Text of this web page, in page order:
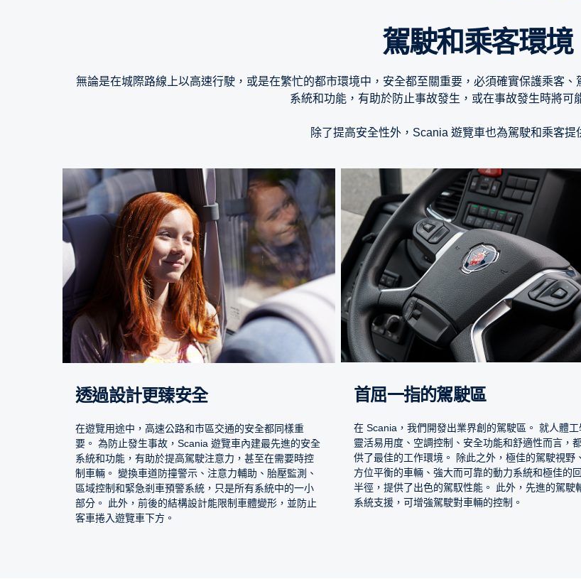
駕駛和乘客環境
無論是在城際路線上以高速行駛，或是在繁忙的都市環境中，安全都至關重要，必須確實保護乘客
系統和功能，有助於防止事故發生，或在事故發生時將可
除了提高安全性外，Scania 遊覽車也為駕駛和乘客提
透過設計更臻安全
在遊覽用途中，高速公路和市區交通的安全都同樣重
要。 為防止發生事故，Scania 遊覽車內建最先進的安全
系統和功能，有助於提高駕駛注意力，甚至在需要時控
制車輛。 變換車道防撞警示、注意力輔助、胎壓監測、
區域控制和緊急剎車預警系統，只是所有系統中的一小
部分。 此外，前後的結構設計能限制車體變形，並防止
客車捲入遊覽車下方。
首屈一指的駕駛區
在 Scania，我們開發出業界創的駕駛區。 就人體工
靈活易用度、空調控制、安全功能和舒適性而言，
供了最佳的工作環境。 除此之外，極佳的駕駛視野
方位平衡的車輛、強大而可靠的動力系統和極佳的
半徑，提供了出色的駕馭性能。 此外，先進的駕駛
系統支援，可增強駕駛對車輛的控制。